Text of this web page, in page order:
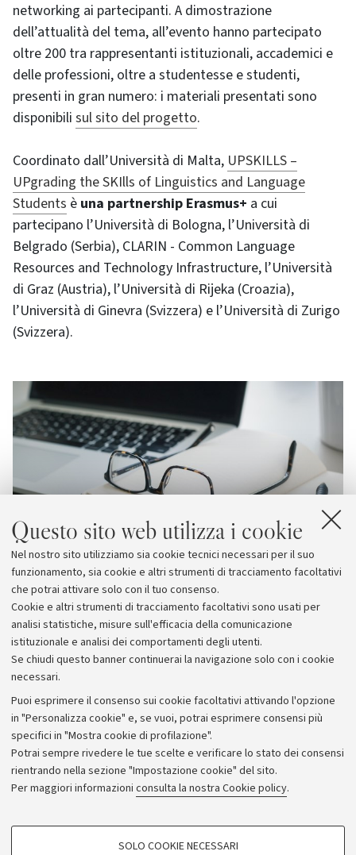
Questo sito web utilizza i cookie
Nel nostro sito utilizziamo sia cookie tecnici necessari per il suo
funzionamento, sia cookie e altri strumenti di tracciamento facoltativi
che potrai attivare solo con il tuo consenso.
Cookie e altri strumenti di tracciamento facoltativi sono usati per
analisi statistiche, misure sull'efficacia della comunicazione
istituzionale e analisi dei comportamenti degli utenti.
Se chiudi questo banner continuerai la navigazione solo con i cookie
necessari.
Puoi esprimere il consenso sui cookie facoltativi attivando l'opzione
in "Personalizza cookie" e, se vuoi, potrai esprimere consensi più
specifici in "Mostra cookie di profilazione".
Potrai sempre rivedere le tue scelte e verificare lo stato dei consensi
rientrando nella sezione "Impostazione cookie" del sito.
Per maggiori informazioni consulta la nostra Cookie policy.
COOKIE DI PROFILAZIONE - FACOLTATIVI
SOLO COOKIE NECESSARI
networking ai partecipanti. A dimostrazione
dell’attualità del tema, all’evento hanno partecipato
oltre 200 tra rappresentanti istituzionali, accademici e
delle professioni, oltre a studentesse e studenti,
presenti in gran numero: i materiali presentati sono
disponibili sul sito del progetto.
Coordinato dall’Università di Malta, UPSKILLS –
UPgrading the SKIlls of Linguistics and Language
Students è una partnership Erasmus+ a cui
partecipano l’Università di Bologna, l’Università di
Belgrado (Serbia), CLARIN - Common Language
Resources and Technology Infrastructure, l’Università
di Graz (Austria), l’Università di Rijeka (Croazia),
l’Università di Ginevra (Svizzera) e l’Università di Zurigo
(Svizzera).
Archivio
Comunicati stampa
Redazione
Rassegna stampa